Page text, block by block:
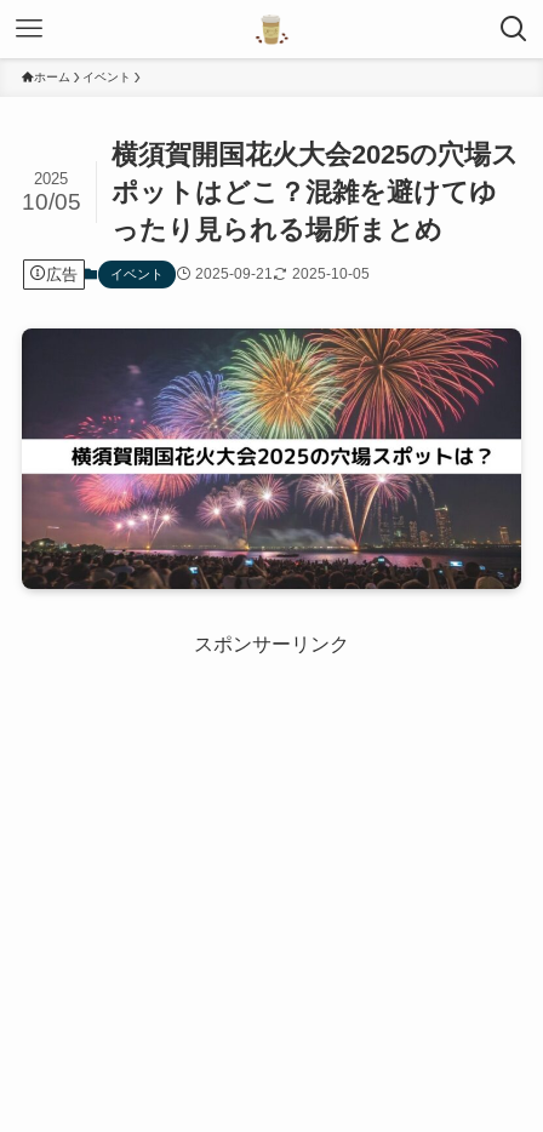
ホーム イベント
横須賀開国花火大会2025の穴場ス
ポットはどこ？混雑を避けてゆ
ったり見られる場所まとめ
2025
10/05
広告 イベント 2025-09-21 2025-10-05
スポンサーリンク